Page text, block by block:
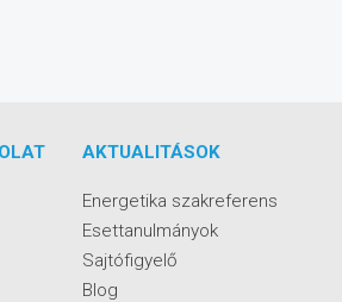
AKTUALITÁSOK
Energetika szakreferens
Esettanulmányok
Sajtófigyelő
Blog